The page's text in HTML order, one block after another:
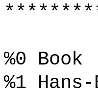
%0 Book
%1